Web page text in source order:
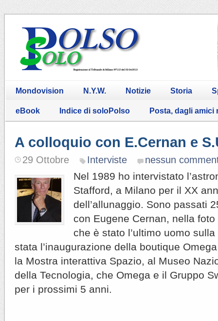
Mondovision N.Y.W. Notizie Storia
eBook Indice di soloPolso Posta, dagli amici
A colloquio con E.Cernan e
29 Ottobre Interviste nessun
Nel 1989 ho intervistato
Stafford, a Milano per il XX
dell’allunaggio. Sono passati
con Eugene Cernan, nella foto
che è stato l’ultimo uomo
stata l’inaugurazione della boutique
la Mostra interattiva Spazio, al Museo
della Tecnologia, che Omega e il Gruppo
per i prossimi 5 anni.